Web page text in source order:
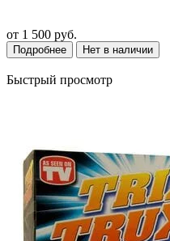
от 1 500 руб.
Подробнее Нет в наличии
Быстрый просмотр